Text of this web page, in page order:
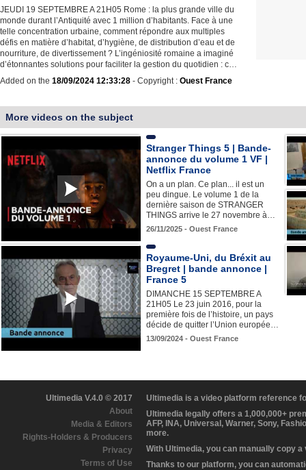
JEUDI 19 SEPTEMBRE A 21H05 Rome : la plus grande ville du
monde durant l’Antiquité avec 1 million d’habitants. Face à une
telle concentration urbaine, comment répondre aux multiples
défis en matière d’habitat, d’hygiène, de distribution d’eau et de
nourriture, de divertissement ? L’ingéniosité romaine a imaginé
d’étonnantes solutions pour faciliter la gestion du quotidien : c…
Added on the 18/09/2024 12:33:28 - Copyright : Ouest France
More videos on the subject
Stranger Things 5 | Bande-
annonce du volume 1 VF |
Netflix France
On a un plan. Ce plan... il est un
peu dingue. Le volume 1 de la
dernière saison de STRANGER
THINGS arrive le 27 novembre à…
26/11/2025 - Ouest France
Royaume-Uni, du Bréxit au
Bregret | bande annonce |
France 5
DIMANCHE 15 SEPTEMBRE A
21H05 Le 23 juin 2016, pour la
première fois de l’histoire, un pays
décide de quitter l’Union europée…
13/09/2024 - Ouest France
Ultimedia V.4.0 © 2017
About
Media & Editors
Rights-Holders & Producers
Privacy
Terms of Use
Ultimedia is a video platform reference
Ultimedia legally offers a 1,000,000+
AFP, INA, Universal, Warner, Sony,
more.
With Ultimedia, you can manually copy
Thanks to our platform, you can